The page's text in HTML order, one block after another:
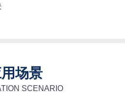
场景
SCENARIO